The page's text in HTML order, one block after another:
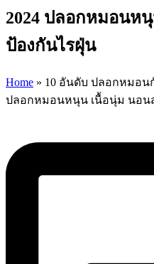
2024 ปลอกหมอนห
ป้องกันไรฝุ่น
Home » 10 อันดับ ปลอกหมอน
ปลอกหมอนหนุน เนื้อนุ่ม นอน